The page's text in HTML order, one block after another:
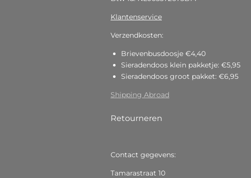
Klantenservice
Verzendkosten:
Brievenbusdoosje €4,40
Sieradendoos klein pakketje: €5,95
Sieradendoos groot pakket: €6,95
Shipping Abroad
Retourneren
Contact gegevens:
Tamarastraat 10